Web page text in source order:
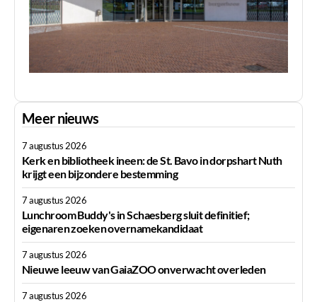
Meer nieuws
7 augustus 2026
Kerk en bibliotheek ineen: de St. Bavo in dorpshart Nuth
krijgt een bijzondere bestemming
7 augustus 2026
Lunchroom Buddy's in Schaesberg sluit definitief;
eigenaren zoeken overnamekandidaat
7 augustus 2026
Nieuwe leeuw van GaiaZOO onverwacht overleden
7 augustus 2026